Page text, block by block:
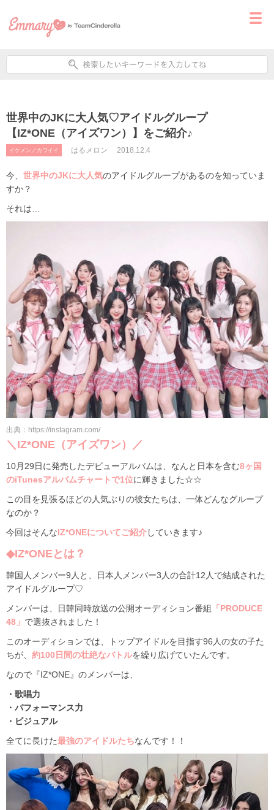
世界中のJKに大人気♡アイドルグループ
【IZ*ONE（アイズワン）】をご紹介♪
イケメン／カワイイ はるメロン 2018.12.4
今、 世界中のJKに大人気のアイドルグループがあるのを知っていま
すか？
それは…
出典：https://instagram.com/
＼IZ*ONE（アイズワン）／
10月29日に発売したデビューアルバムは、なんと日本を含む8ヶ国
のiTunesアルバムチャートで1位に輝きました☆☆
この目を見張るほどの人気ぶりの彼女たちは、一体どんなグループ
なのか？
今回はそんなIZ*ONEについてご紹介していきます♪
◆IZ*ONEとは？
韓国人メンバー9人と、日本人メンバー3人の合計12人で結成された
アイドルグループ♡
メンバーは、日韓同時放送の公開オーディション番組
「PRODUCE
48」 で選抜されました！
このオーディションでは、トップアイドルを目指す96人の女の子た
ちが、 約100日間の壮絶なバトルを繰り広げていたんです。
なので『IZ*ONE』のメンバーは、
・歌唱力
・パフォーマンス力
・ビジュアル
全てに長けた最強のアイドルたちなんです！！